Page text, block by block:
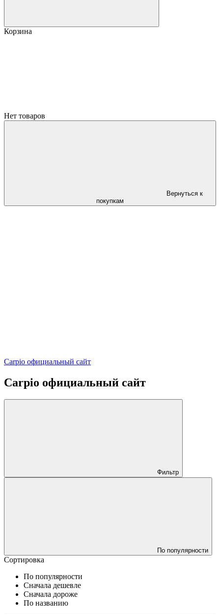
Корзина
Нет товаров
Вернуться к
покупкам
Carpio официальный сайт
Carpio официальный сайт
Фильтр
По популярности
Сортировка
По популярности
Сначала дешевле
Сначала дороже
По названию